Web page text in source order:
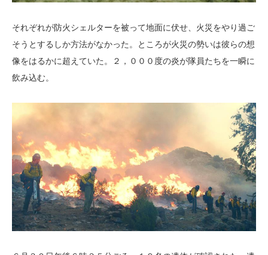
それぞれが防火シェルターを被って地面に伏せ、火災をやり過ご
そうとするしか方法がなかった。ところが火災の勢いは彼らの想
像をはるかに超えていた。２，０００度の炎が隊員たちを一瞬に
飲み込む。